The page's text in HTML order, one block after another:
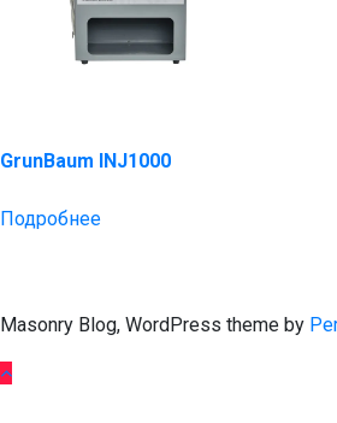
GrunBaum INJ1000
Подробнее
Masonry Blog, WordPress theme by